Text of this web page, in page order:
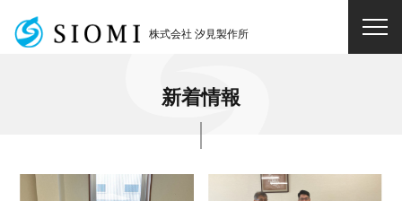
株式会社 汐見製作所
株式会社 汐見製作所
ニ
ュ
ー
新着情報